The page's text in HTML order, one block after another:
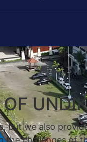
but we also
the challenges of